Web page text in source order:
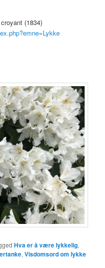
(1834)
Hva er å være lykkelig,
,Visdomsord om lykke